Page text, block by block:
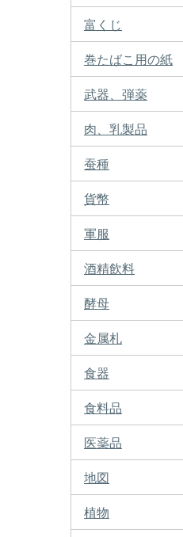
富くじ
巻たばこ用の紙
武器、弾薬
肉、乳製品
蚕種
貨幣
軍服
酒精飲料
酵母
金属札
食器
食料品
医薬品
地図
植物